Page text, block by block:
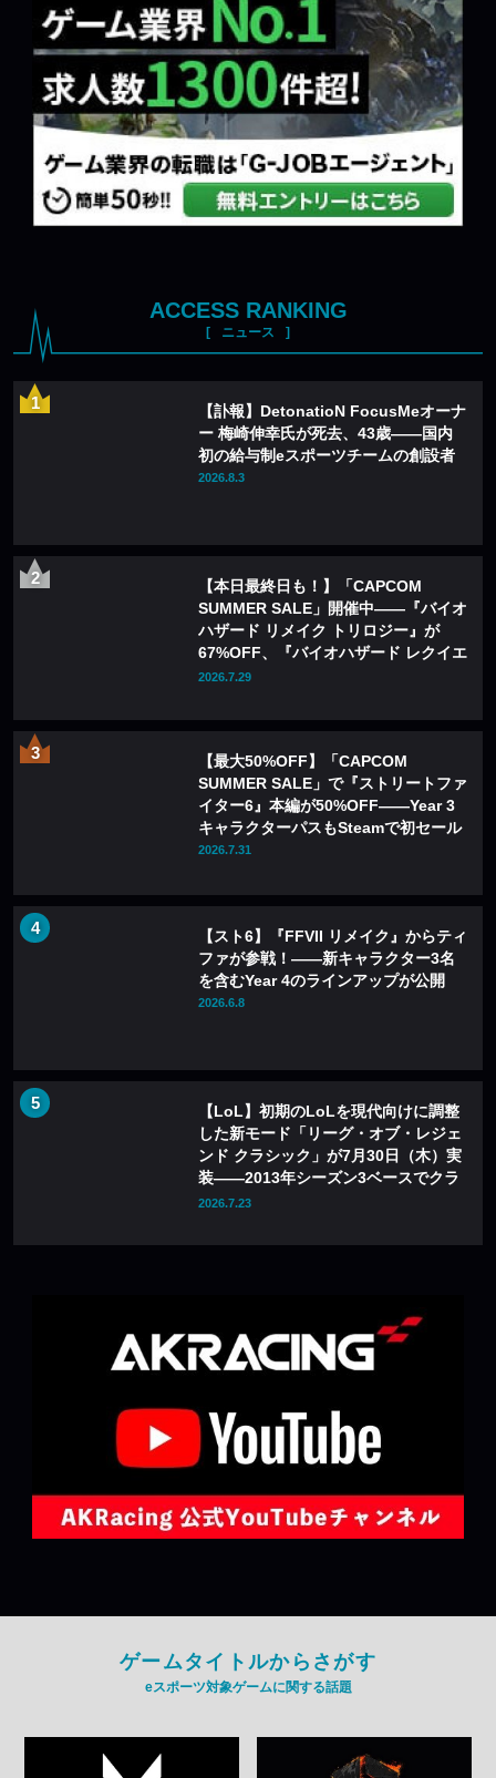
ACCESS RANKING
ニュース
【訃報】DetonatioN FocusMeオーナ
ー 梅崎伸幸氏が死去、43歳——国内
初の給与制eスポーツチームの創設者
2026.8.3
【本日最終日も！】「CAPCOM
SUMMER SALE」開催中——『バイオ
ハザード リメイク トリロジー』が
67%OFF、『バイオハザード レクイエ
ム』も20%OFFに
2026.7.29
【最大50%OFF】「CAPCOM
SUMMER SALE」で『ストリートファ
イター6』本編が50%OFF——Year 3
キャラクターパスもSteamで初セール
2026.7.31
【スト6】『FFVII リメイク』からティ
ファが参戦！――新キャラクター3名
を含むYear 4のラインアップが公開
2026.6.8
【LoL】初期のLoLを現代向けに調整
した新モード「リーグ・オブ・レジェ
ンド クラシック」が7月30日（木）実
装——2013年シーズン3ベースでクラ
シックチャンピオン60体が登場
2026.7.23
ゲームタイトルからさがす
eスポーツ対象ゲームに関する話題